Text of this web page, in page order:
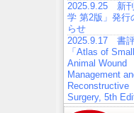
2025.9.25 新
学 第2版」発行
らせ
2025.9.17 書
「Atlas of Small
Animal Wound
Management
Reconstructive
Surgery, 5th